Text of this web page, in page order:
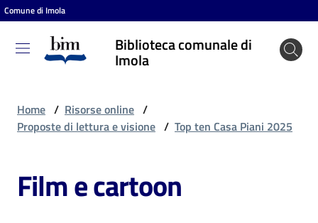
Vai al contenuto
Vai alla navigazione
Vai al footer
Comune di Imola
Biblioteca comunale di
Imola
Biblioteca
comunale
Home / Risorse online /
Proposte di lettura e visione / Top ten Casa Piani 2025
Film e cartoon